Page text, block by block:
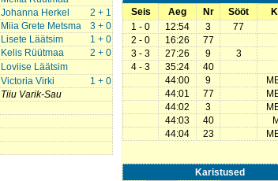
2 + 1
Johanna Herkel
3 + 0
Miia Grete Metsma
1 + 0
Lisete Läätsim
2 + 0
Kelis Rüütmaa
Loviise Läätsim
1 + 0
Victoria Virki
Tiiu Varik-Sau
Seis
Aeg Nr Sööt
1 - 0
12:54 3
77
2 - 0
16:26
77
3 - 3
27:26 9
3
4 - 3
35:24
40
44:00
9
44:01
77
44:02
3
44:03
40
44:04
23
Karistused